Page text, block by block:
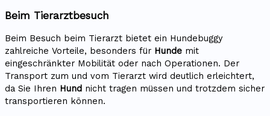
Beim Tierarztbesuch
Beim Besuch beim Tierarzt bietet ein Hundebuggy
zahlreiche Vorteile, besonders für Hunde mit
eingeschränkter Mobilität oder nach Operationen. Der
Transport zum und vom Tierarzt wird deutlich erleichtert,
da Sie Ihren Hund nicht tragen müssen und trotzdem sicher
transportieren können.